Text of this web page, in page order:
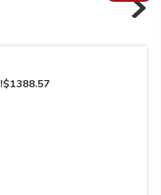
$1388.57